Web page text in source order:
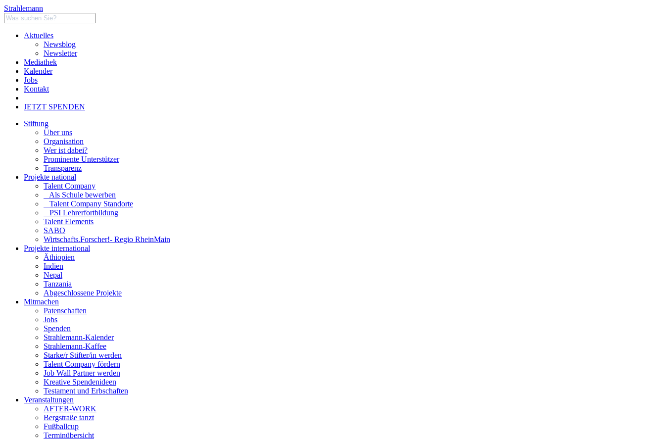
Strahlemann
Aktuelles
Newsblog
Newsletter
Mediathek
Kalender
Jobs
Kontakt
JETZT SPENDEN
Stiftung
Über uns
Organisation
Wer ist dabei?
Prominente Unterstützer
Transparenz
Projekte national
Talent Company
Als Schule bewerben
Talent Company Standorte
PSI Lehrerfortbildung
Talent Elements
SABO
Wirtschafts.Forscher!- Regio RheinMain
Projekte international
Äthiopien
Indien
Nepal
Tanzania
Abgeschlossene Projekte
Mitmachen
Patenschaften
Jobs
Spenden
Strahlemann-Kalender
Strahlemann-Kaffee
Starke/r Stifter/in werden
Talent Company fördern
Job Wall Partner werden
Kreative Spendenideen
Testament und Erbschaften
Veranstaltungen
AFTER-WORK
Bergstraße tanzt
Fußballcup
Terminübersicht